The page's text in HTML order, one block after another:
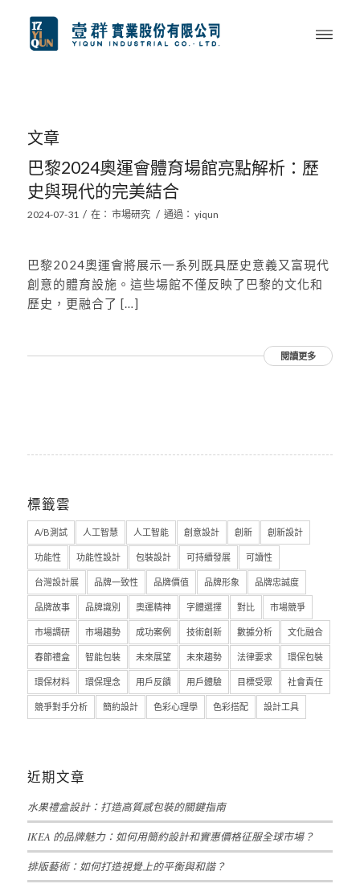
文章
巴黎2024奧運會體育場館亮點解析：歷
史與現代的完美結合
2024-07-31 / 在： 市場研究 / 通過： yiqun
巴黎2024奧運會將展示一系列既具歷史意義又富現代
創意的體育設施。這些場館不僅反映了巴黎的文化和
歷史，更融合了 […]
閱讀更多
標籤雲
A/B測試 人工智慧 人工智能 創意設計 創新 創新設計
功能性 功能性設計 包裝設計 可持續發展 可讀性
台灣設計展 品牌一致性 品牌價值 品牌形象 品牌忠誠度
品牌故事 品牌識別 奧運精神 字體選擇 對比 市場競爭
市場調研 市場趨勢 成功案例 技術創新 數據分析 文化融合
春節禮盒 智能包裝 未來展望 未來趨勢 法律要求 環保包裝
環保材料 環保理念 用戶反饋 用戶體驗 目標受眾 社會責任
競爭對手分析 簡約設計 色彩心理學 色彩搭配 設計工具
近期文章
水果禮盒設計：打造高質感包裝的關鍵指南
IKEA 的品牌魅力：如何用簡約設計和實惠價格征服全球市場？
排版藝術：如何打造視覺上的平衡與和諧？